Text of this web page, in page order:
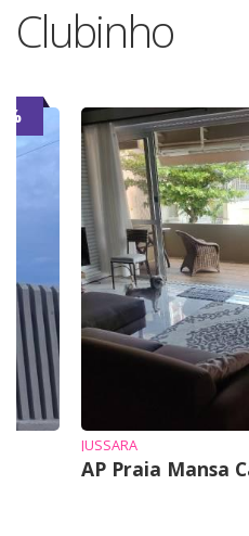
Clubinho
JUSSARA
AP Praia Mansa